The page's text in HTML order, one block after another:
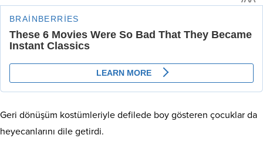
Geri dönüşüm kostümleriyle defilede boy gösteren çocuklar da
heyecanlarını dile getirdi.